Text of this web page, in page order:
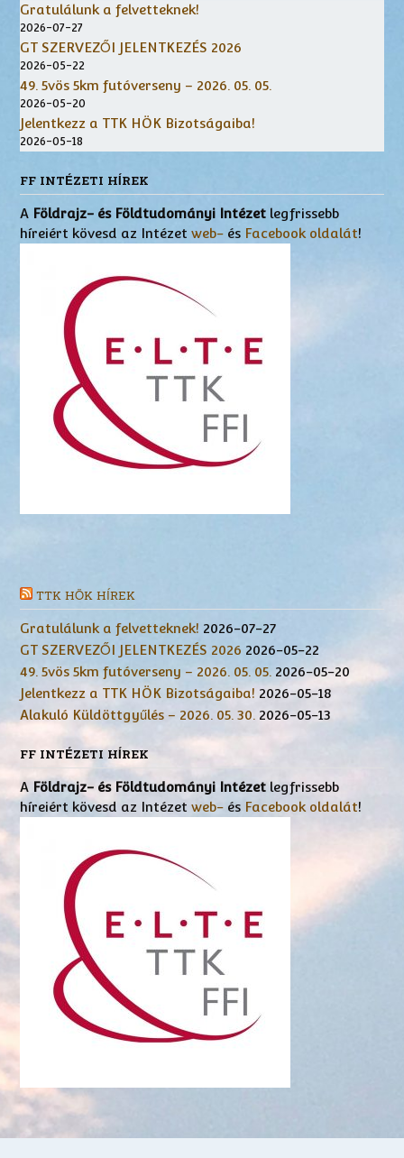
Gratulálunk a felvetteknek!
2026-07-27
GT SZERVEZŐI JELENTKEZÉS 2026
2026-05-22
49. 5vös 5km futóverseny – 2026. 05. 05.
2026-05-20
Jelentkezz a TTK HÖK Bizotságaiba!
2026-05-18
FF INTÉZETI HÍREK
A Földrajz- és Földtudományi Intézet legfrissebb
híreiért kövesd az Intézet web- és Facebook oldalát!
TTK HÖK HÍREK
Gratulálunk a felvetteknek! 2026-07-27
GT SZERVEZŐI JELENTKEZÉS 2026 2026-05-22
49. 5vös 5km futóverseny – 2026. 05. 05. 2026-05-20
Jelentkezz a TTK HÖK Bizotságaiba! 2026-05-18
Alakuló Küldöttgyűlés – 2026. 05. 30. 2026-05-13
FF INTÉZETI HÍREK
A Földrajz- és Földtudományi Intézet legfrissebb
híreiért kövesd az Intézet web- és Facebook oldalát!